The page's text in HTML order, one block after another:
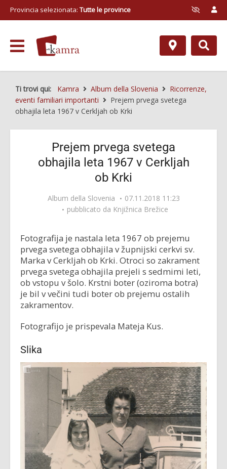
Provincia selezionata: Tutte le province
Ti trovi qui: Kamra Album della Slovenia
Ricorrenze,
eventi familiari importanti
Prejem prvega svetega
obhajila leta 1967 v Cerkljah ob Krki
Prejem prvega svetega
obhajila leta 1967 v Cerkljah
ob Krki
Album della Slovenia
07.11.2018 11:23
pubblicato da Knjižnica Brežice
Fotografija je nastala leta 1967 ob prejemu
prvega svetega obhajila v župnijski cerkvi sv.
Marka v Cerkljah ob Krki. Otroci so zakrament
prvega svetega obhajila prejeli s sedmimi leti,
ob vstopu v šolo. Krstni boter (oziroma botra)
je bil v večini tudi boter ob prejemu ostalih
zakramentov.
Fotografijo je prispevala Mateja Kus.
Slika